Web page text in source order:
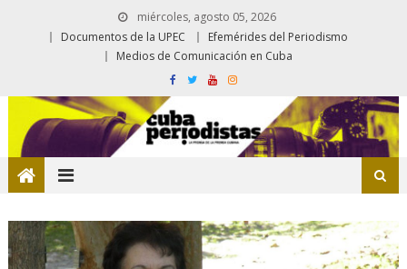
miércoles, agosto 05, 2026
Documentos de la UPEC
Efemérides del Periodismo
Medios de Comunicación en Cuba